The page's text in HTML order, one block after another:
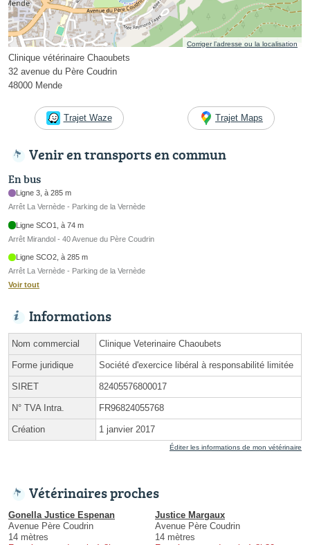
Corriger l’adresse ou la localisation
Clinique vétérinaire Chaoubets
32 avenue du Père Coudrin
48000 Mende
Trajet Waze Trajet Maps
Venir en transports en commun
En bus
Ligne 3, à 285 m
Arrêt La Vernède - Parking de la Vernède
Ligne SCO1, à 74 m
Arrêt Mirandol - 40 Avenue du Père Coudrin
Ligne SCO2, à 285 m
Arrêt La Vernède - Parking de la Vernède
Voir tout
Informations
Nom commercial Clinique Veterinaire Chaoubets
Forme juridique Société d'exercice libéral à responsabilité limitée
SIRET 82405576800017
N° TVA Intra. FR96824055768
Création 1 janvier 2017
Éditer les informations de mon vétérinaire
Vétérinaires proches
Gonella Justice Espenan
Avenue Père Coudrin
14 mètres
Justice Margaux
Avenue Père Coudrin
14 mètres